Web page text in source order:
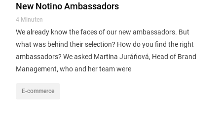
New Notino Ambassadors
4 Minuten
We already know the faces of our new ambassadors. But
what was behind their selection? How do you find the right
ambassadors? We asked Martina Juráňová, Head of Brand
Management, who and her team were
E-commerce